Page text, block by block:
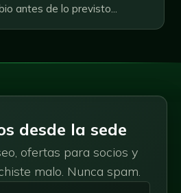
antes de lo previsto...
desde la sede
ofertas para socios y
malo. Nunca spam.